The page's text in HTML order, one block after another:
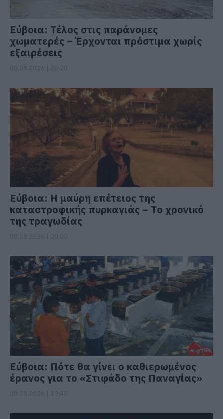
Εύβοια: Τέλος στις παράνομες
χωματερές – Έρχονται πρόστιμα χωρίς
εξαιρέσεις
Εύβοια: Η μαύρη επέτειος της
καταστροφικής πυρκαγιάς – Το χρονικό
της τραγωδίας
Εύβοια: Πότε θα γίνει ο καθιερωμένος
έρανος για το «Στιφάδο της Παναγίας»